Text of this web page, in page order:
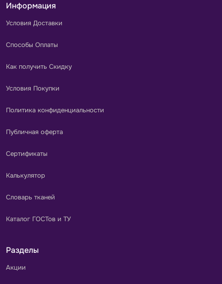
Информация
Условия Доставки
Способы Оплаты
Как получить Скидку
Условия Покупки
Политика конфиденциальности
Публичная оферта
Сертификаты
Калькулятор
Словарь тканей
Каталог ГОСТов и ТУ
Разделы
Акции